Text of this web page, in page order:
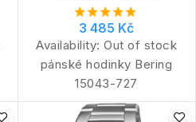
3 485 Kč
Availability: Out of stock
pánské hodinky Bering
15043-727